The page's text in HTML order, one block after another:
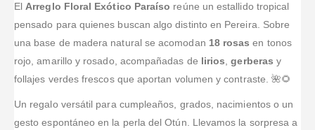
El Arreglo Floral Exótico Paraíso reúne un estallido tropical
pensado para quienes buscan algo distinto en Pereira. Sobre
una base de madera natural se acomodan 18 rosas en tonos
rojo, amarillo y rosado, acompañadas de lirios ,gerberas y
follajes verdes frescos que aportan volumen y contraste. 🌺🌻
Un regalo versátil para cumpleaños, grados, nacimientos o un
gesto espontáneo en la perla del Otún. Llevamos la sorpresa a